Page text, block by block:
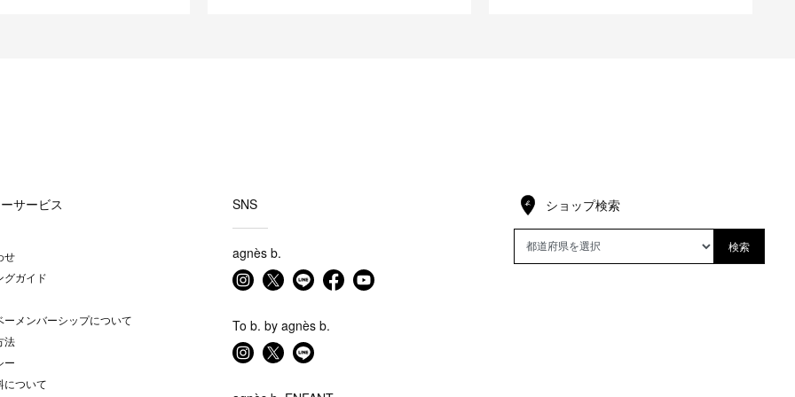
サービス
せ
グガイド
ーメンバーシップについて
法
ー
について
SNS
agnès b.
To b. by agnès b.
ショップ検索
検索